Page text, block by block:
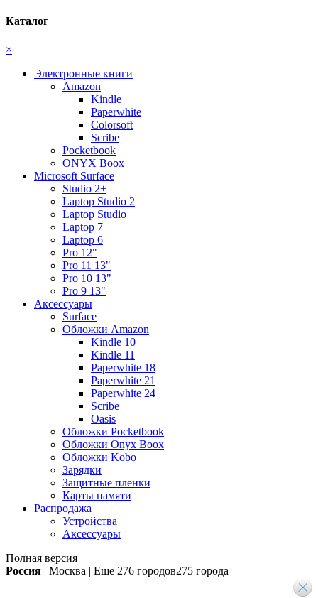
Каталог
×
Электронные книги
Amazon
Kindle
Paperwhite
Colorsoft
Scribe
Pocketbook
ONYX Boox
Microsoft Surface
Studio 2+
Laptop Studio 2
Laptop Studio
Laptop 7
Laptop 6
Pro 12"
Pro 11 13"
Pro 10 13"
Pro 9 13"
Аксессуары
Surface
Обложки Amazon
Kindle 10
Kindle 11
Paperwhite 18
Paperwhite 21
Paperwhite 24
Scribe
Oasis
Обложки Pocketbook
Обложки Onyx Boox
Обложки Kobo
Зарядки
Защитные пленки
Карты памяти
Распродажа
Устройства
Аксессуары
Полная версия
Россия | Москва | Еще 276 городов275 города